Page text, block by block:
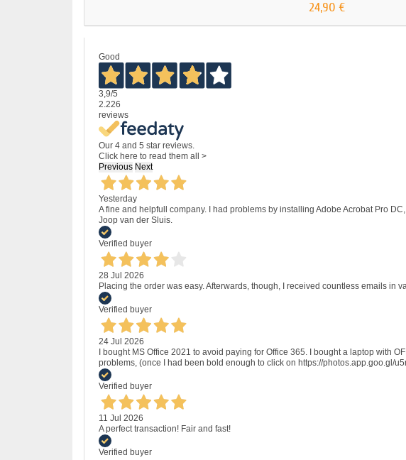
24,90 €
Good
3,9/5
2.226
reviews
Our 4 and 5 star reviews.
Click here to read them all >
Previous Next
Yesterday
A fine and helpfull company. I had problems by installing Adobe Acrobat Pro
Joop van der Sluis.
Verified buyer
28 Jul 2026
Placing the order was easy. Afterwards, though, I received countless emails in
Verified buyer
24 Jul 2026
I bought MS Office 2021 to avoid paying for Office 365. I bought a laptop with
problems, (once I had been bold enough to click on https://photos.app.goo.gl/
Verified buyer
11 Jul 2026
A perfect transaction! Fair and fast!
Verified buyer